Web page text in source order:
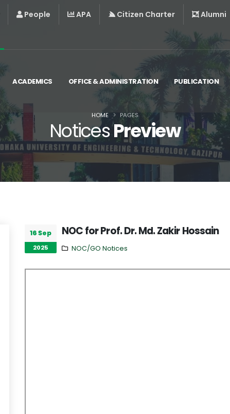
People APA Citizen Charter
Alumni
ACADEMICS OFFICE & ADMINISTRATION PUBLICATION
NoticesPreview
HOME PAGES
16 Sep
2025
NOC for Prof. Dr. Md. Zakir Hossain
NOC/GO Notices